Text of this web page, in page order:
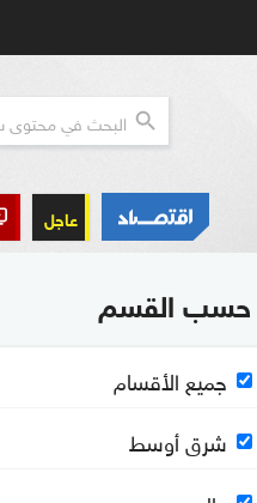
عاجل
حسب القسم
جميع الأقسام
شرق أوسط